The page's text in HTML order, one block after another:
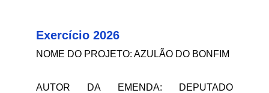
Exercício 2026
NOME DO PROJETO: AZULÃO DO BONFIM
AUTOR DA EMENDA: DEPUTADO